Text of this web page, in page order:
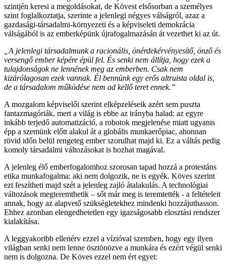
szintjén keresi a megoldásokat, de Kövest elsősorban a személyes
szint foglalkoztatja, szerinte a jelenlegi négyes válságról, azaz a
gazdasági-társadalmi-környezeti és a képviseleti demokrácia
válságából is az emberképünk újrafogalmazásán át vezethet ki az út.
„A jelenlegi társadalmunk a racionális, önérdekérvényesítő, önző és
versengő ember képére épül fel. És senki nem állítja, hogy ezek a
tulajdonságok ne lennének meg az emberben. Csak nem
kizárólagosan ezek vannak. Él bennünk egy erős altruista oldal is,
de a társadalom működése nem ad kellő teret ennek.”
A mozgalom képviselői szerint elképzeléseik azért sem puszta
fantazmagóriák, mert a világ is ebbe az irányba halad: az egyre
inkább terjedő automatizáció, a robotok megjelenése miatt ugyanis
épp a szemünk előtt alakul át a globális munkaerőpiac, ahonnan
rövid időn belül rengeteg ember szorulhat majd ki. Ez a váltás pedig
komoly társadalmi változásokat is hozhat magával.
A jelenleg élő emberfogalomhoz szorosan tapad hozzá a protestáns
etika munkafogalma: aki nem dolgozik, ne is egyék. Köves szerint
ezt feszítheti majd szét a jelenleg zajló átalakulás. A technológiai
változások megteremthetik – sőt már meg is teremtették - a feltételeit
annak, hogy az alapvető szükségletekhez mindenki hozzájuthasson.
Ehhez azonban elengedhetetlen egy igazságosabb elosztási rendszer
kialakítása.
A leggyakoribb ellenérv ezzel a vízióval szemben, hogy egy ilyen
világban senki nem lenne ösztönözve a munkára és ezért végül senki
nem is dolgozna. De Köves ezzel nem ért egyet: